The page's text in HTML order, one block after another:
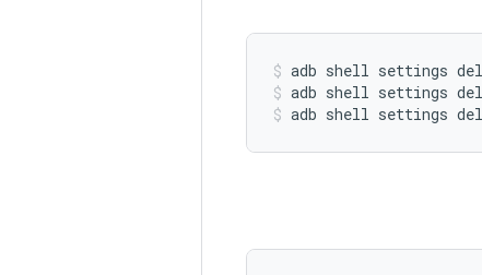
adb shell settings
adb shell settings
adb shell settings